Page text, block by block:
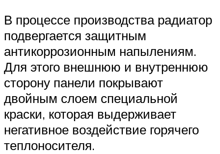
В процессе производства радиатор
подвергается защитным
антикоррозионным напылениям.
Для этого внешнюю и внутреннюю
сторону панели покрывают
двойным слоем специальной
краски, которая выдерживает
негативное воздействие горячего
теплоносителя.